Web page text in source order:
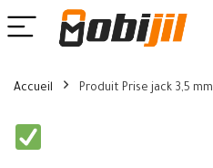
Accueil Produit Prise jack 3,5 mm